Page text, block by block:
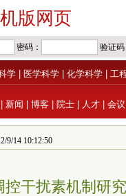
版网页
学 医学科学 化学科学 工
新闻 博客 院士 人才 会议
9/14 10:12:50
控干扰素机制研